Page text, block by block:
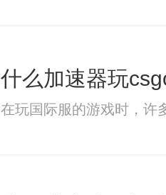
什么加速器玩
在玩国际服的游戏时，许